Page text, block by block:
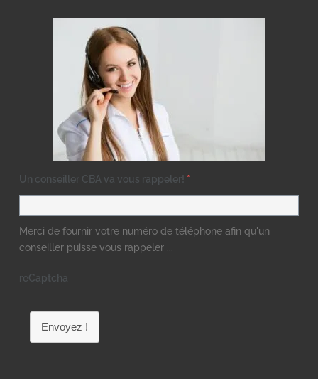
Un conseiller CBA va vous rappeler! *
Merci de fournir votre numéro de téléphone afin qu'un
conseiller puisse vous rappeler ...
reCaptcha
Envoyez !